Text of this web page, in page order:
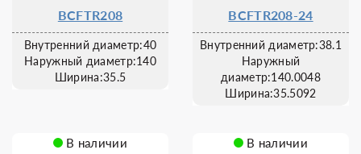
BCFTR208
Внутренний диаметр:40
Наружный диаметр:140
Ширина:35.5
BCFTR208-24
Внутренний диаметр:38.1
Наружный
диаметр:140.0048
Ширина:35.5092
В наличии В наличии